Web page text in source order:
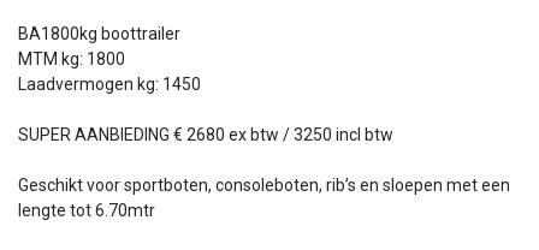
BA1800kg boottrailer
MTM kg: 1800
Laadvermogen kg: 1450
SUPER AANBIEDING € 2680 ex btw / 3250 incl btw
Geschikt voor sportboten, consoleboten, rib’s en sloepen met een
lengte tot 6.70mtr